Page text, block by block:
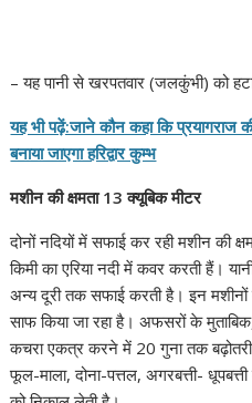
– यह पानी से खरपतवार (जलकुंभी) को
यह भी पढ़ें:जाने कौन कहा कि प्रयागराज
बनाया जाएगा हरिद्वार कुम्भ
मशीन की क्षमता 13 क्यूबिक मीटर
दोनों नदियों में सफाई कर रही मशीन की
किमी का एरिया नदी में कवर करती हैं।
अन्य दूरी तक सफाई करती है। इन
साफ किया जा रहा है। अफसरों के
कचरा एकत्र करने में 20 गुना तक
फूल-माला, दोना-पत्तल, अगरबत्ती-